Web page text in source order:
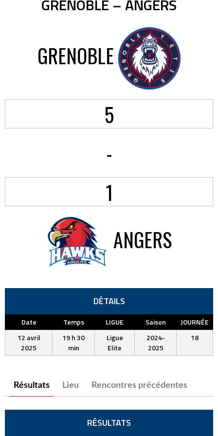
GRENOBLE – ANGERS
GRENOBLE
5
-
1
ANGERS
DÉTAILS
Date Temps LIGUE Saison
JOURNÉE
12 avril
2025
19 h 30
min
Ligue
Elite
2024-
2025
18
Résultats Lieu Rencontres précédentes
RÉSULTATS